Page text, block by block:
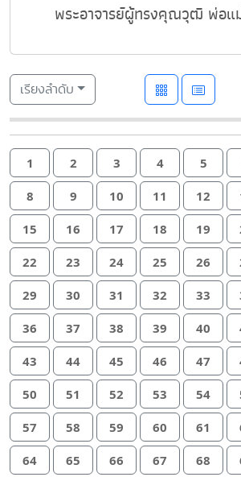
พระอาจารย์ผู้ทรงคุณวุฒิ พ่อแ
เรียงลำดับ
1 2 3 4 5
8 9 10 11 12
15 16 17 18 19
22 23 24 25 26
29 30 31 32 33
36 37 38 39 40
43 44 45 46 47
50 51 52 53 54
57 58 59 60 61
64 65 66 67 68